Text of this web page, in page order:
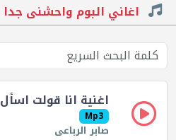
اغاني البوم واحشنى جدا
اغنية انا قولت اسأل
Mp3
صابر الرباعى